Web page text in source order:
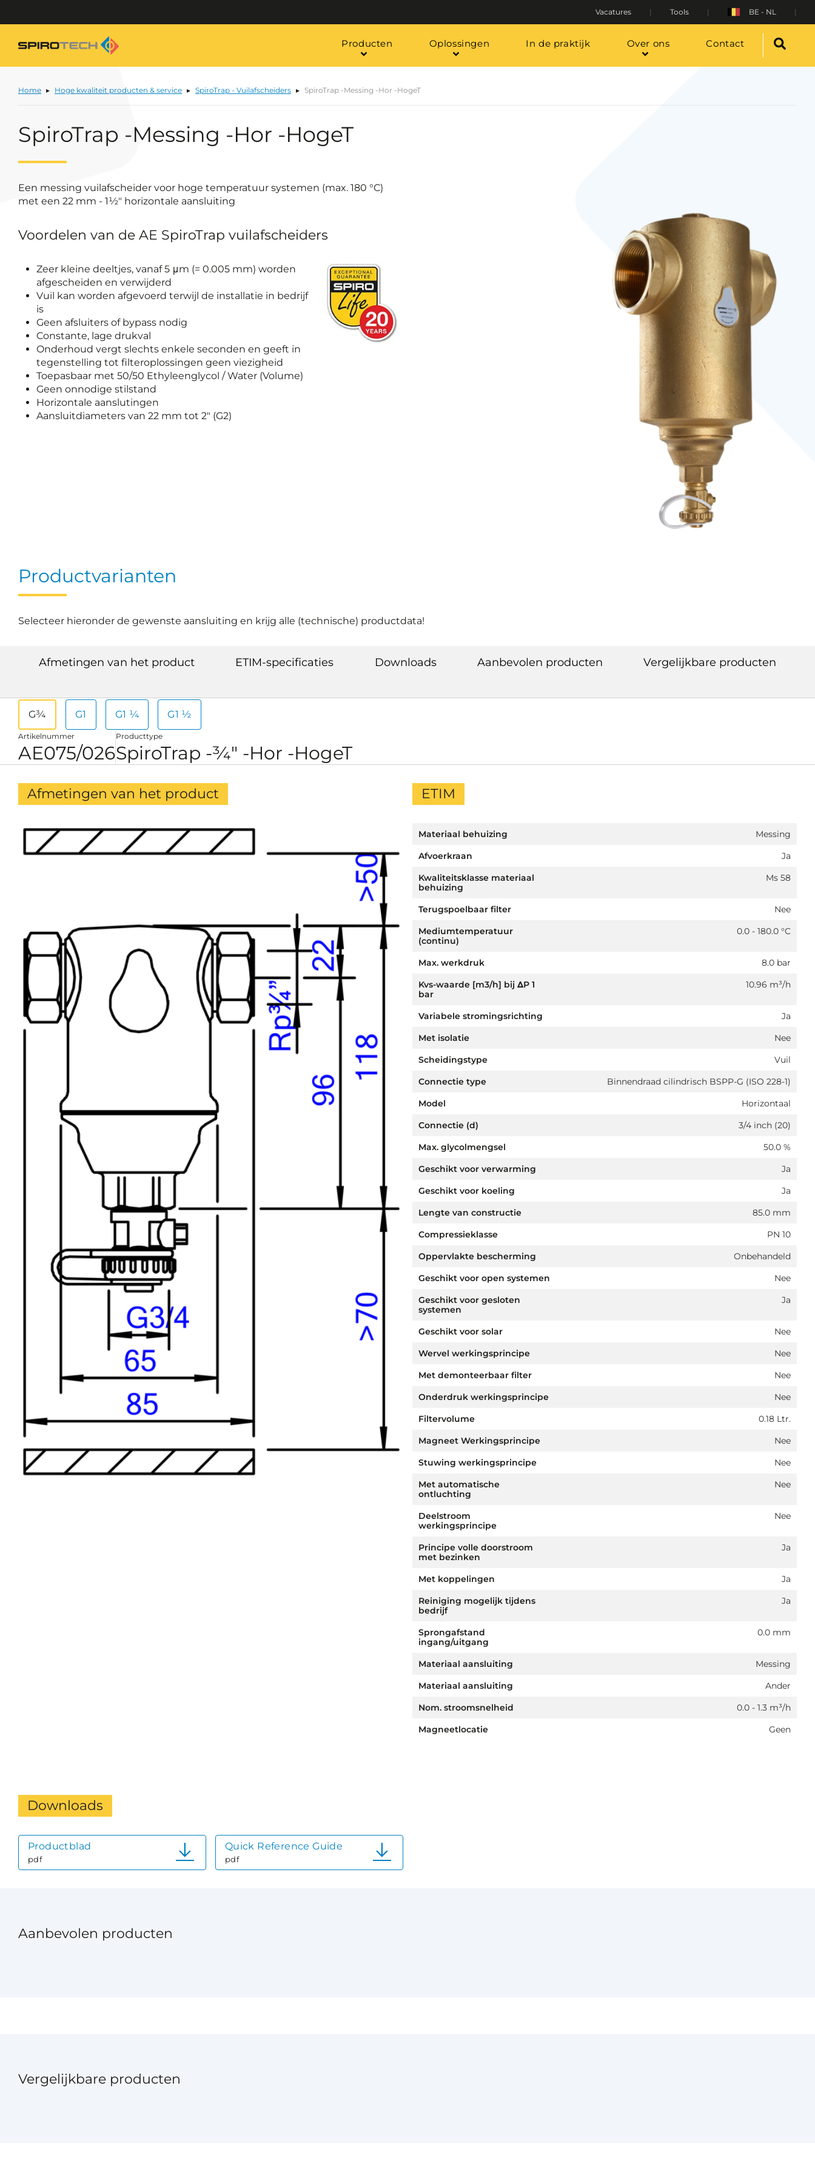
Vacatures Tools BE - NL
Producten Oplossingen In de praktijk Over ons Contact
Home Hoge kwaliteit producten & service SpiroTrap - Vuilafscheiders SpiroTrap -Messing -Hor -HogeT
SpiroTrap -Messing -Hor -HogeT
Een messing vuilafscheider voor hoge temperatuur systemen (max. 180 °C)
met een 22 mm - 1½" horizontale aansluiting
Voordelen van de AE SpiroTrap vuilafscheiders
Zeer kleine deeltjes, vanaf 5 μm (= 0.005 mm) worden
afgescheiden en verwijderd
Vuil kan worden afgevoerd terwijl de installatie in bedrijf
is
Geen afsluiters of bypass nodig
Constante, lage drukval
Onderhoud vergt slechts enkele seconden en geeft in
tegenstelling tot filteroplossingen geen viezigheid
Toepasbaar met 50/50 Ethyleenglycol / Water (Volume)
Geen onnodige stilstand
Horizontale aanslutingen
Aansluitdiameters van 22 mm tot 2" (G2)
Productvarianten
Selecteer hieronder de gewenste aansluiting en krijg alle (technische) productdata!
Afmetingen van het product ETIM-specificaties Downloads Aanbevolen producten Vergelijkbare producten
G¾ G1 G1 ¼ G1 ½
Artikelnummer
AE075/026
Producttype
SpiroTrap -¾" -Hor -HogeT
Afmetingen van het product ETIM
Materiaal behuizing
Messing
Afvoerkraan
Ja
Kwaliteitsklasse materiaal
behuizing
Ms 58
Terugspoelbaar filter
Nee
Mediumtemperatuur
(continu)
0.0 - 180.0 °C
Max. werkdruk
8.0 bar
Kvs-waarde [m3/h] bij ΔP 1
bar
10.96 m³/h
Variabele stromingsrichting
Ja
Met isolatie
Nee
Scheidingstype
Vuil
Connectie type
Binnendraad cilindrisch BSPP-G (ISO 228-1)
Model
Horizontaal
Connectie (d)
3/4 inch (20)
Max. glycolmengsel
50.0 %
Geschikt voor verwarming
Ja
Geschikt voor koeling
Ja
Lengte van constructie
85.0 mm
Compressieklasse
PN 10
Oppervlakte bescherming
Onbehandeld
Geschikt voor open systemen
Nee
Geschikt voor gesloten
systemen
Ja
Geschikt voor solar
Nee
Wervel werkingsprincipe
Nee
Met demonteerbaar filter
Nee
Onderdruk werkingsprincipe
Nee
Filtervolume
0.18 Ltr.
Magneet Werkingsprincipe
Nee
Stuwing werkingsprincipe
Nee
Met automatische
ontluchting
Nee
Deelstroom
werkingsprincipe
Nee
Principe volle doorstroom
met bezinken
Ja
Met koppelingen
Ja
Reiniging mogelijk tijdens
bedrijf
Ja
Sprongafstand
ingang/uitgang
0.0 mm
Materiaal aansluiting
Messing
Materiaal aansluiting
Ander
Nom. stroomsnelheid
0.0 - 1.3 m³/h
Magneetlocatie
Geen
Downloads
Productblad
pdf
Quick Reference Guide
pdf
Aanbevolen producten
Vergelijkbare producten